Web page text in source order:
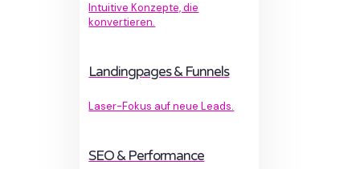
Intuitive Konzepte, die
konvertieren.
Landingpages & Funnels
Laser-Fokus auf neue Leads.
SEO & Performance